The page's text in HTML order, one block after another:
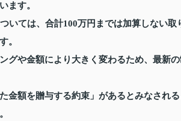
ます。
いては、合計100万円までは加算しない
。
グや金額により大きく変わるため、最新
金額を贈与する約束」があるとみなされ